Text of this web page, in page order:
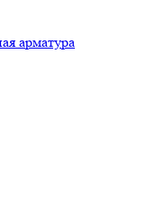
арматура